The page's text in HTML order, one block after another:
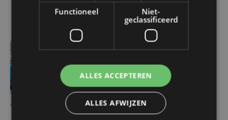
festivalpodia
do 6 augustus | 17:24
Festival Dranouter schiet
uit de startblokken:
duizenden kampeerders
strijken neer in Dranouter
Functioneel
Niet-
geclassificeerd
ALLES ACCEPTEREN
ALLES AFWIJZEN